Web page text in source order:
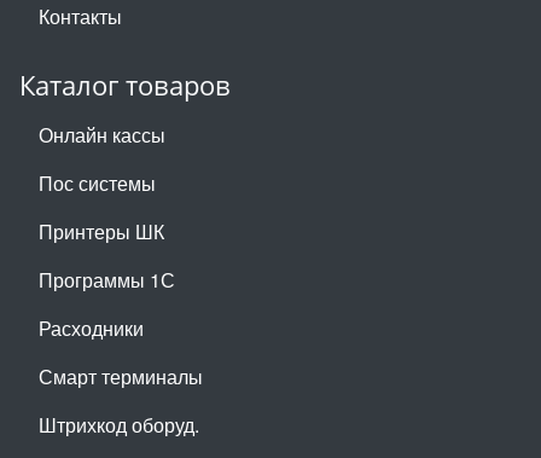
Контакты
Каталог товаров
Онлайн кассы
Пос системы
Принтеры ШК
Программы 1С
Расходники
Смарт терминалы
Штрихкод оборуд.